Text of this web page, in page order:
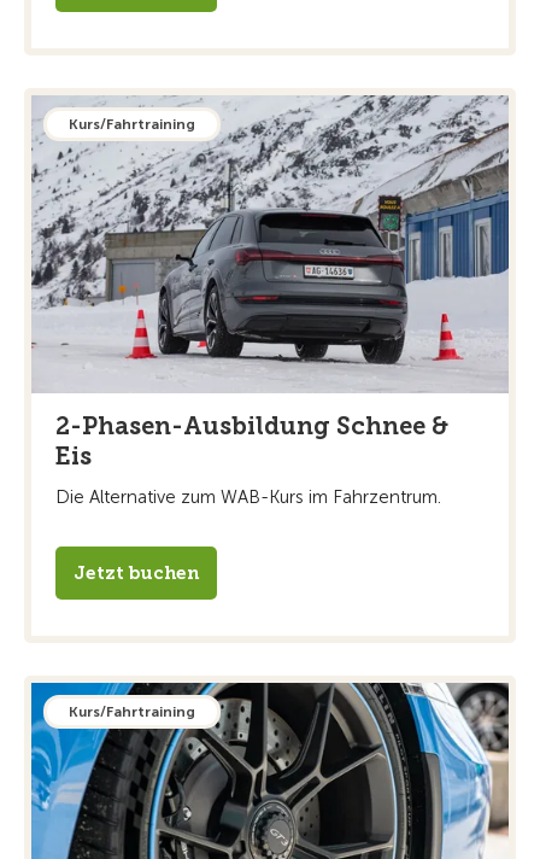
Kurs/Fahrtraining
2-Phasen-Ausbildung Schnee &
Eis
Die Alternative zum WAB-Kurs im Fahrzentrum.
Jetzt buchen
Kurs/Fahrtraining